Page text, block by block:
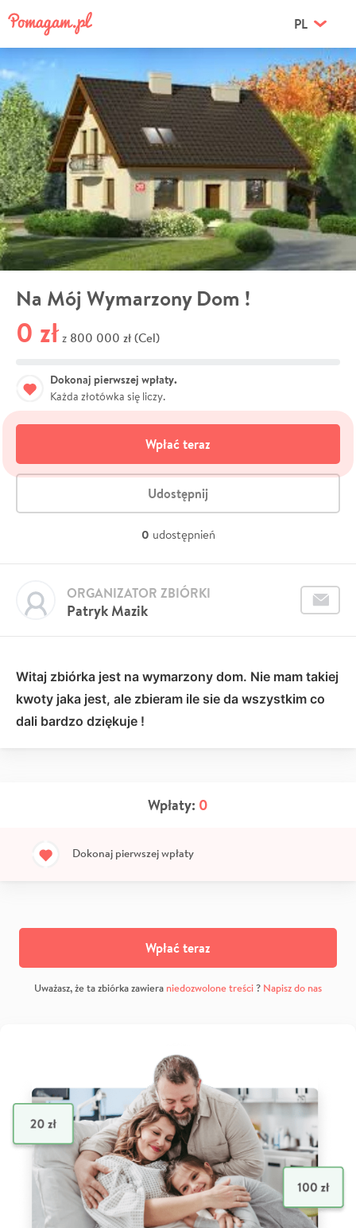
PL
Na Mój Wymarzony Dom !
0 zł z 800 000 zł (Cel)
Dokonaj pierwszej wpłaty.
Każda złotówka się liczy.
Wpłać teraz
Udostępnij
0 udostępnień
Patryk Mazik
ORGANIZATOR ZBIÓRKI
Witaj zbiórka jest na wymarzony dom. Nie mam takiej
kwoty jaka jest, ale zbieram ile sie da wszystkim co
dali bardzo dziękuje !
Wpłaty: 0
Dokonaj pierwszej wpłaty
Wpłać teraz
Uważasz, że ta zbiórka zawiera niedozwolone treści? Napisz do nas